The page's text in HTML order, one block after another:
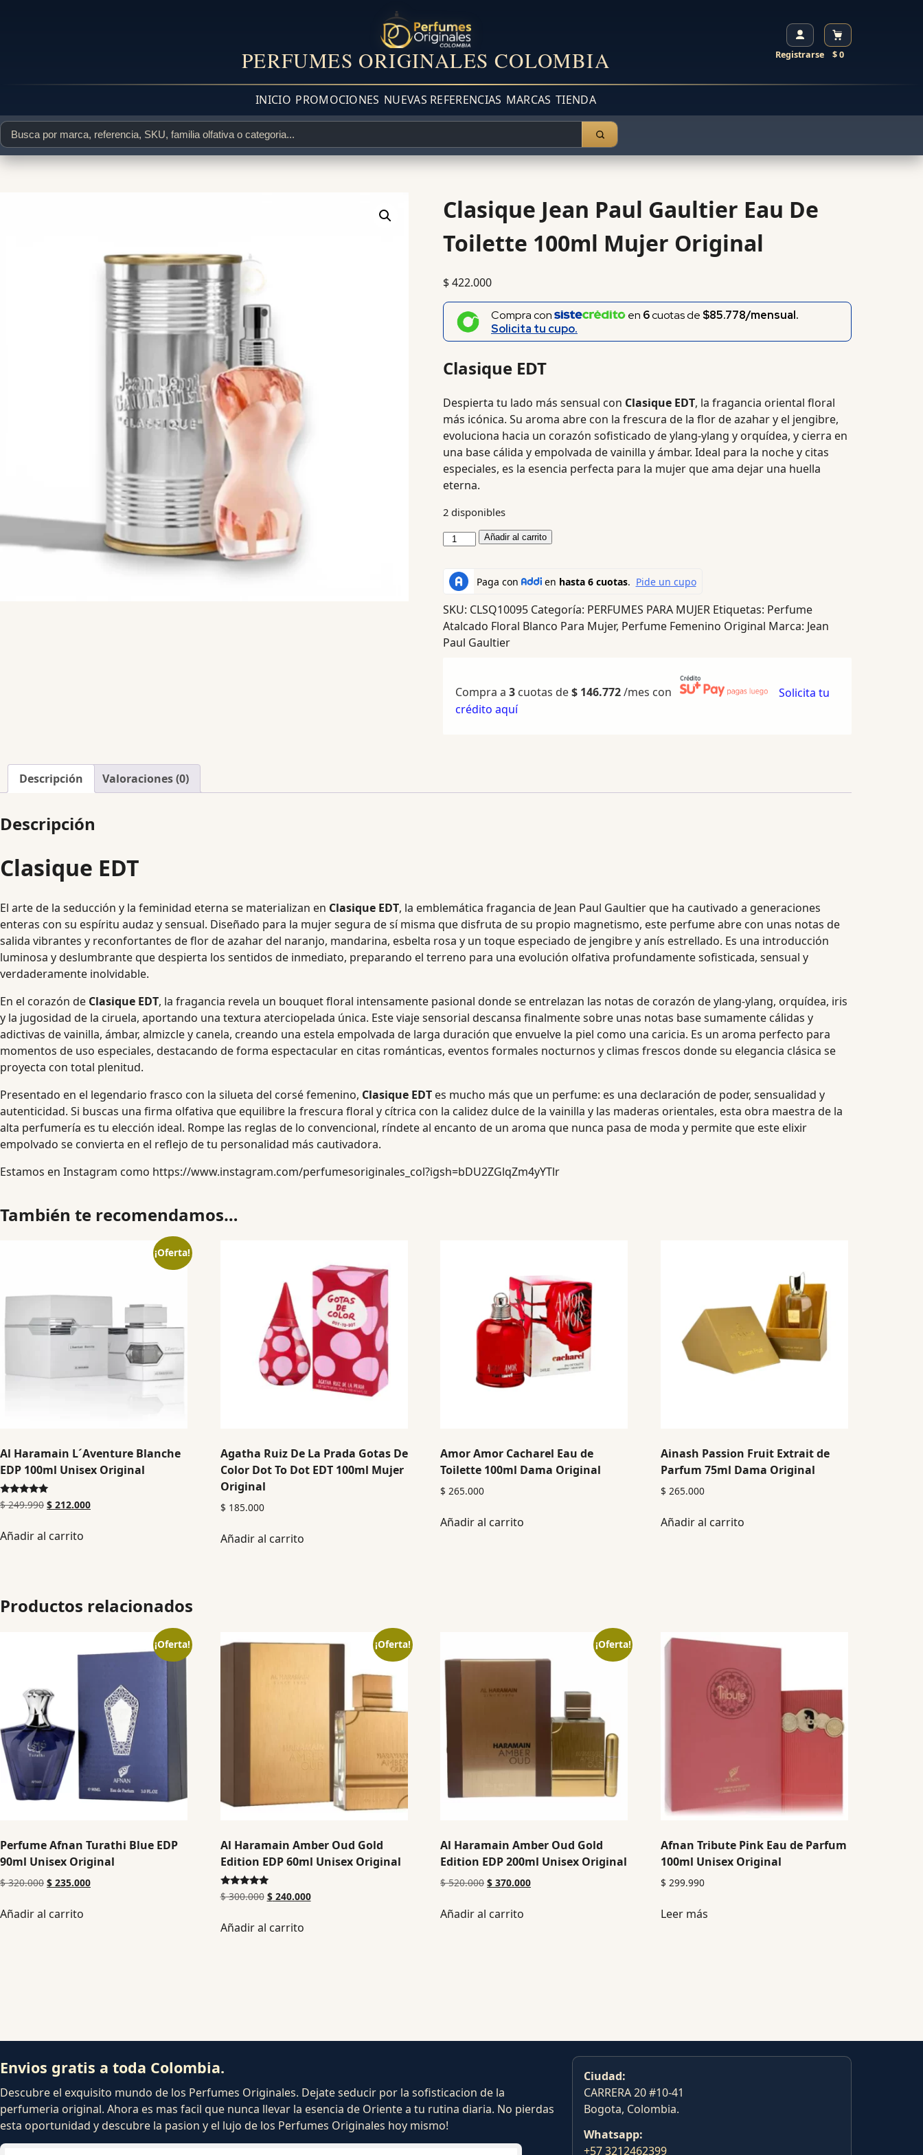
PERFUMES ORIGINALES COLOMBIA Registrarse $ 0
INICIO PROMOCIONES NUEVAS REFERENCIAS MARCAS TIENDA
Clasique Jean Paul Gaultier Eau De
Toilette 100ml Mujer Original
$422.000
Compra con en 6cuotas de $85.778/mensual.
Solicita tu cupo.
Clasique EDT
Despierta tu lado más sensual con Clasique EDT, la fragancia oriental floral
más icónica. Su aroma abre con la frescura de la flor de azahar y el jengibre,
evoluciona hacia un corazón sofisticado de ylang-ylang y orquídea, y cierra en
una base cálida y empolvada de vainilla y ámbar. Ideal para la noche y citas
especiales, es la esencia perfecta para la mujer que ama dejar una huella
eterna.
2 disponibles
Añadir al carrito
SKU: CLSQ10095 Categoría: PERFUMES PARA MUJER Etiquetas: Perfume
Atalcado Floral Blanco Para Mujer, Perfume Femenino Original Marca: Jean
Paul Gaultier
Compra a 3cuotas de$146.772/mes con
Solicita tu
crédito aquí
Descripción Valoraciones (0)
Descripción
Clasique EDT
El arte de la seducción y la feminidad eterna se materializan en Clasique EDT, la emblemática fragancia de Jean Paul Gaultier que ha cautivado a generaciones
enteras con su espíritu audaz y sensual. Diseñado para la mujer segura de sí misma que disfruta de su propio magnetismo, este perfume abre con unas notas de
salida vibrantes y reconfortantes de flor de azahar del naranjo, mandarina, esbelta rosa y un toque especiado de jengibre y anís estrellado. Es una introducción
luminosa y deslumbrante que despierta los sentidos de inmediato, preparando el terreno para una evolución olfativa profundamente sofisticada, sensual y
verdaderamente inolvidable.
En el corazón de Clasique EDT, la fragancia revela un bouquet floral intensamente pasional donde se entrelazan las notas de corazón de ylang-ylang, orquídea, iris
y la jugosidad de la ciruela, aportando una textura aterciopelada única. Este viaje sensorial descansa finalmente sobre unas notas base sumamente cálidas y
adictivas de vainilla, ámbar, almizcle y canela, creando una estela empolvada de larga duración que envuelve la piel como una caricia. Es un aroma perfecto para
momentos de uso especiales, destacando de forma espectacular en citas románticas, eventos formales nocturnos y climas frescos donde su elegancia clásica se
proyecta con total plenitud.
Presentado en el legendario frasco con la silueta del corsé femenino, Clasique EDT es mucho más que un perfume: es una declaración de poder, sensualidad y
autenticidad. Si buscas una firma olfativa que equilibre la frescura floral y cítrica con la calidez dulce de la vainilla y las maderas orientales, esta obra maestra de la
alta perfumería es tu elección ideal. Rompe las reglas de lo convencional, ríndete al encanto de un aroma que nunca pasa de moda y permite que este elixir
empolvado se convierta en el reflejo de tu personalidad más cautivadora.
Estamos en Instagram como https://www.instagram.com/perfumesoriginales_col?igsh=bDU2ZGlqZm4yYTlr
También te recomendamos…
¡Oferta!
Al Haramain L´Aventure Blanche
EDP 100ml Unisex Original
Valorado en
5.00
$249.990 $ 212.000
Añadir al carrito
Agatha Ruiz De La Prada Gotas De
Color Dot To Dot EDT 100ml Mujer
Original
$ 185.000
Añadir al carrito
Amor Amor Cacharel Eau de
Toilette 100ml Dama Original
$ 265.000
Añadir al carrito
Ainash Passion Fruit Extrait de
Parfum 75ml Dama Original
$ 265.000
Añadir al carrito
Productos relacionados
¡Oferta!
Perfume Afnan Turathi Blue EDP
90ml Unisex Original
$320.000 $ 235.000
Añadir al carrito
¡Oferta!
Al Haramain Amber Oud Gold
Edition EDP 60ml Unisex Original
Valorado en
5.00
$300.000 $240.000
Añadir al carrito
¡Oferta!
Al Haramain Amber Oud Gold
Edition EDP 200ml Unisex Original
$520.000 $ 370.000
Añadir al carrito
Afnan Tribute Pink Eau de Parfum
100ml Unisex Original
$ 299.990
Leer más
Envios gratis a toda Colombia.
Descubre el exquisito mundo de los Perfumes Originales. Dejate seducir por la sofisticacion de la
perfumeria original. Ahora es mas facil que nunca llevar la esencia de Oriente a tu rutina diaria. No pierdas
esta oportunidad y descubre la pasion y el lujo de los Perfumes Originales hoy mismo!
Ciudad:
CARRERA 20 #10-41
Bogota, Colombia.
Whatsapp:
+57 3212462399